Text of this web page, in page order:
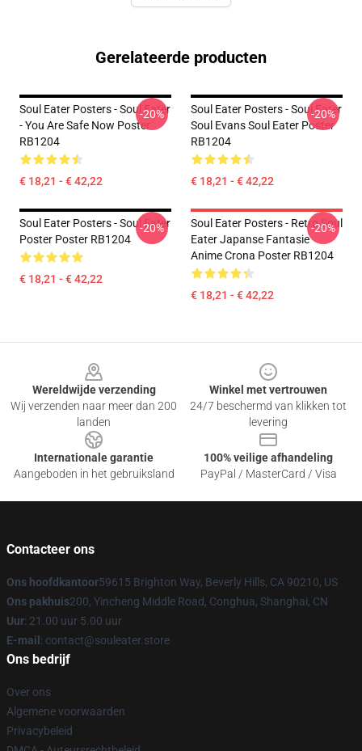
Gerelateerde producten
Soul Eater Posters - Soul Eater
- You Are Safe Now Poster
RB1204
€ 18,21 - € 42,22
-20%
Soul Eater Posters - Soul Eater
Soul Evans Soul Eater Poster
RB1204
€ 18,21 - € 42,22
-20%
Soul Eater Posters - Soul Eater
Poster Poster RB1204
€ 18,21 - € 42,22
-20%
Soul Eater Posters - Retro Soul
Eater Japanse Fantasie
Anime Crona Poster RB1204
€ 18,21 - € 42,22
-20%
Wereldwijde verzending
Wij verzenden naar meer dan 200
landen
Winkel met vertrouwen
24/7 beschermd van klikken tot
levering
Internationale garantie
Aangeboden in het gebruiksland
100% veilige afhandeling
PayPal / MasterCard / Visa
Contacteer ons
Ons hoofdkantoor59615 Brighton Way, Beverly Hills, CA 90210, US
Ons pakhuis200, Yincheng Middle Road, Conghua, Shanghai, CN
Uur: 21.00 uur 5.00 uur
E-mail : contact@souleater.store
Ons bedrijf
Over ons
Algemene voorwaarden
Privacybeleid